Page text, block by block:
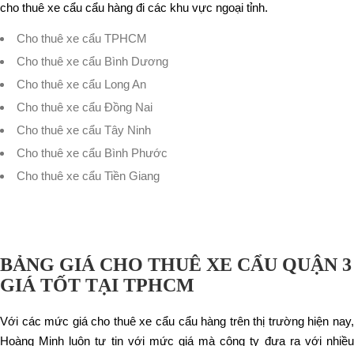
cho thuê xe cẩu cẩu hàng đi các khu vực ngoại tỉnh.
Cho thuê xe cẩu TPHCM
Cho thuê xe cẩu Bình Dương
Cho thuê xe cẩu Long An
Cho thuê xe cẩu Đồng Nai
Cho thuê xe cẩu Tây Ninh
Cho thuê xe cẩu Bình Phước
Cho thuê xe cẩu Tiền Giang
BẢNG GIÁ CHO THUÊ XE CẨU QUẬN 3
GIÁ TỐT TẠI TPHCM
Với các mức giá cho thuê xe cẩu cẩu hàng trên thị trường hiện nay,
Hoàng Minh luôn tự tin với mức giá mà công ty đưa ra với nhiều